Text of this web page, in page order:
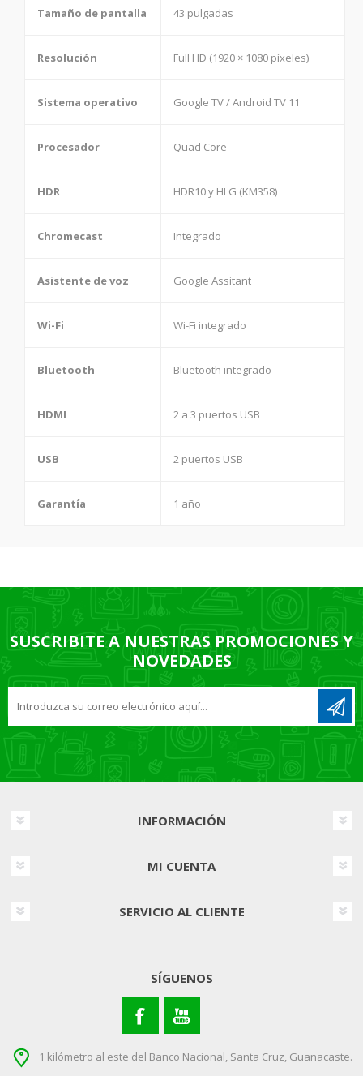
Tamaño de pantalla 43 pulgadas
Resolución Full HD (1920 × 1080 píxeles)
Sistema operativo Google TV / Android TV 11
Procesador Quad Core
HDR HDR10 y HLG (KM358)
Chromecast Integrado
Asistente de voz Google Assitant
Wi-Fi Wi-Fi integrado
Bluetooth Bluetooth integrado
HDMI 2 a 3 puertos USB
USB 2 puertos USB
Garantía 1 año
SUSCRIBITE A NUESTRAS PROMOCIONES Y
NOVEDADES
INFORMACIÓN
MI CUENTA
SERVICIO AL CLIENTE
SÍGUENOS
1 kilómetro al este del Banco Nacional, Santa Cruz, Guanacaste.